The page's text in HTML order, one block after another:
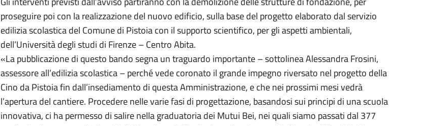
proseguire poi con la realizzazione del nuovo edificio, sulla base del progetto elaborato dal servizio
edilizia scolastica del Comune di Pistoia con il supporto scientifico, per gli aspetti ambientali,
dell’Università degli studi di Firenze – Centro Abita.
«La pubblicazione di questo bando segna un traguardo importante – sottolinea Alessandra Frosini,
assessore all’edilizia scolastica – perché vede coronato il grande impegno riversato nel progetto della
Cino da Pistoia fin dall’insediamento di questa Amministrazione, e che nei prossimi mesi vedrà
l’apertura del cantiere. Procedere nelle varie fasi di progettazione, basandosi sui principi di una scuola
innovativa, ci ha permesso di salire nella graduatoria dei Mutui Bei, nei quali siamo passati dal 377